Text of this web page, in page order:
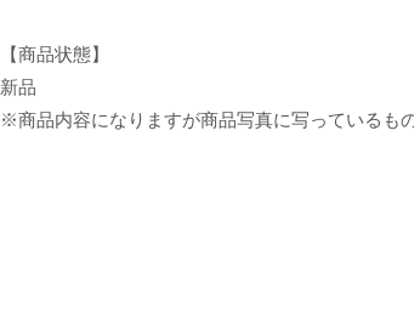
【商品状態】
新品
※商品内容になりますが商品写真に写っているも